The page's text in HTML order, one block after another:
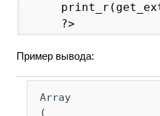
Пример вывода:
Array
(